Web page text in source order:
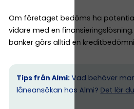
Om företaget bedöms ha
vidare med en
banker görs alltid en
Tips från Almi: Vad behöver
låneansökan hos Almi? Det lär